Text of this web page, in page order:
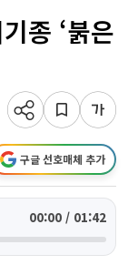
종 ‘붉은
구글 선호매체 추가
00:00 / 01:42